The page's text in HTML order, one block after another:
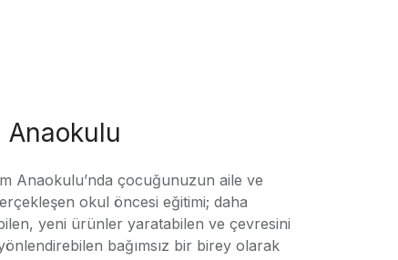
Anaokulu
Anaokulu’nda çocuğunuzun aile ve
okul öncesi eğitimi; daha
yeni ürünler yaratabilen ve çevresini
bağımsız bir birey olarak